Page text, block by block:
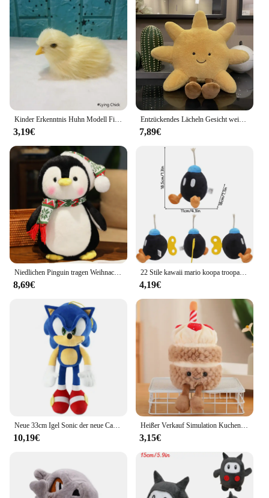
Kinder Erkenntnis Huhn Modell Figurine Realistische Pelzigen Tier Puppe Simulation Küken Kaninchen Plüsch Spielzeug Huhn Ostern Geschenk
3,19€
Entzückendes Lächeln Gesicht weiß Mond gelb Sonne Plüsch tier gefüllt niedlichen Cartoon Wetter Plüsch tier für Kind Schlafzimmer Dekor Sofa Wurf kissen
7,89€
Niedlichen Pinguin tragen Weihnachts mütze Plüschtiere kawaii weiche Stofftiere Plüschtiere Puppe Weihnachts feier Dekor Kinder Weihnachts geschenk
8,69€
22 Stile kawaii mario koopa troopa kamek schildkröte weiche Plüschtiere niedlichen Anime König Bob-omb schüchterner Kerl ausgestopfte peluche Puppen Geschenke
4,19€
Neue 33cm Igel Sonic der neue Cartoon Igel Sonic Ultra Maus Schatten Super Sony Schatten Plüsch tier
10,19€
Heißer Verkauf Simulation Kuchen Plüsch Hochzeits torte Spielzeug gefüllt niedlichen Eis Snack Dekoration Geburtstags feier Geschenk für Kind
3,15€